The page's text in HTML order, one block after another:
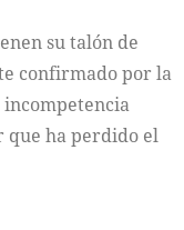
su talón de
confirmado por la
ha perdido el